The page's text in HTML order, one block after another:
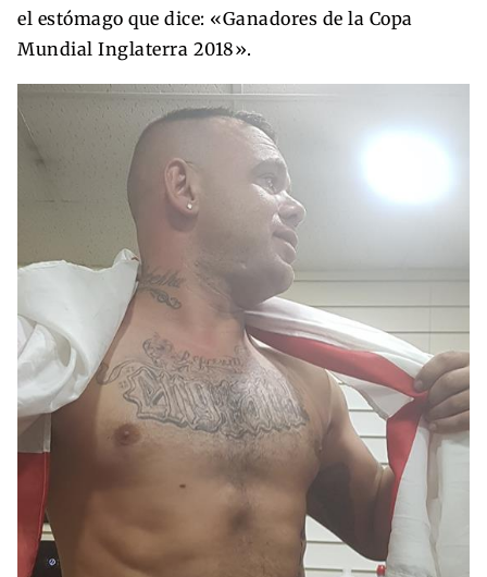
el estómago que dice: «Ganadores de la Copa
Mundial Inglaterra 2018».